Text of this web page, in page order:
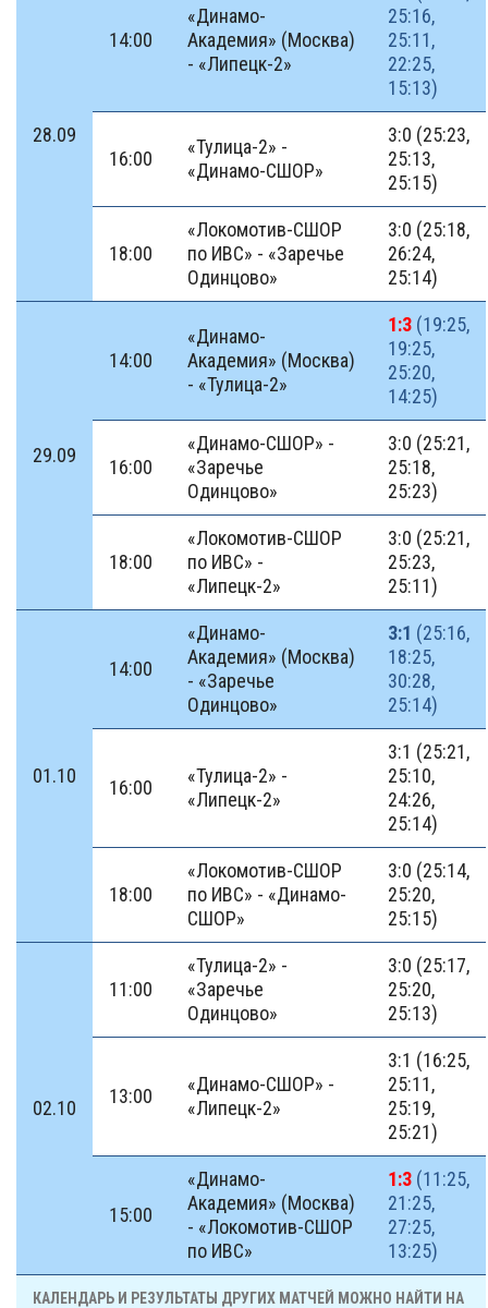
28.09
14:00
«Динамо-
Академия» (Москва)
- «Липецк-2»
25:16,
25:11,
22:25,
15:13)
16:00
«Тулица-2» -
«Динамо-СШОР»
3:0 (25:23,
25:13,
25:15)
18:00
«Локомотив-СШОР
по ИВС» - «Заречье
Одинцово»
3:0 (25:18,
26:24,
25:14)
29.09
14:00
«Динамо-
Академия» (Москва)
- «Тулица-2»
1:3 (19:25,
19:25,
25:20,
14:25)
16:00
«Динамо-СШОР» -
«Заречье
Одинцово»
3:0 (25:21,
25:18,
25:23)
18:00
«Локомотив-СШОР
по ИВС» -
«Липецк-2»
3:0 (25:21,
25:23,
25:11)
01.10
14:00
«Динамо-
Академия» (Москва)
- «Заречье
Одинцово»
3:1 (25:16,
18:25,
30:28,
25:14)
16:00
«Тулица-2» -
«Липецк-2»
3:1 (25:21,
25:10,
24:26,
25:14)
18:00
«Локомотив-СШОР
по ИВС» - «Динамо-
СШОР»
3:0 (25:14,
25:20,
25:15)
02.10
11:00
«Тулица-2» -
«Заречье
Одинцово»
3:0 (25:17,
25:20,
25:13)
13:00
«Динамо-СШОР» -
«Липецк-2»
3:1 (16:25,
25:11,
25:19,
25:21)
15:00
«Динамо-
Академия» (Москва)
- «Локомотив-СШОР
по ИВС»
1:3 (11:25,
21:25,
27:25,
13:25)
КАЛЕНДАРЬ И РЕЗУЛЬТАТЫ ДРУГИХ МАТЧЕЙ МОЖНО НАЙТИ НА